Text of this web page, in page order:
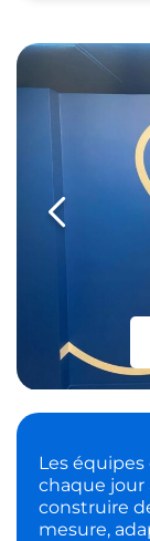
Les équipes
chaque jour
construire
mesure,